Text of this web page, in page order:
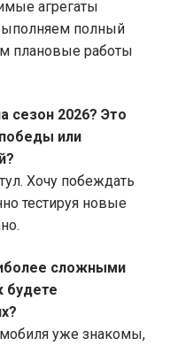
агрегаты
полный
плановые работы
сезон 2026? Это
или
Хочу побеждать
тестируя новые
сложными
будете
уже знакомы,